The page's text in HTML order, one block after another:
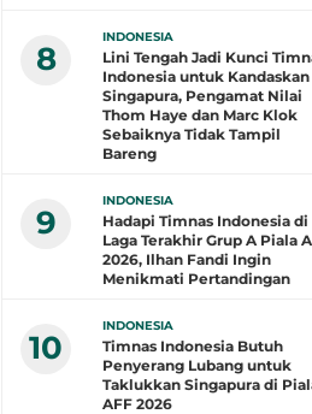
8
INDONESIA
Lini Tengah Jadi Kunci
Indonesia untuk Kandaskan
Singapura, Pengamat Nilai
Thom Haye dan Marc Klok
Sebaiknya Tidak Tampil
Bareng
9
INDONESIA
Hadapi Timnas Indonesia di
Laga Terakhir Grup A Piala
2026, Ilhan Fandi Ingin
Menikmati Pertandingan
10
INDONESIA
Timnas Indonesia Butuh
Penyerang Lubang untuk
Taklukkan Singapura di
AFF 2026